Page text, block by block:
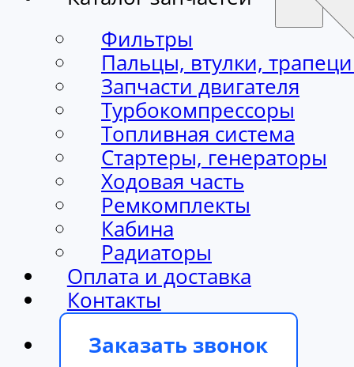
Фильтры
Пальцы, втулки,
Запчасти двигателя
Турбокомпрессоры
Топливная система
Стартеры, генераторы
Ходовая часть
Ремкомплекты
Кабина
Радиаторы
Оплата и доставка
Контакты
Заказать звонок